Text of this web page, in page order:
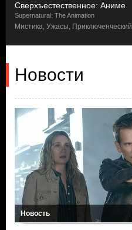
Сверхъестественное: Аниме
Supernatural: The Animation
Мистика, Ужасы, Приключенческий
Новости
Новость